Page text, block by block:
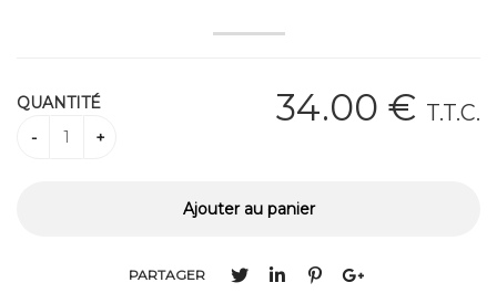
34.00 € T.T.C.
QUANTITÉ
PARTAGER